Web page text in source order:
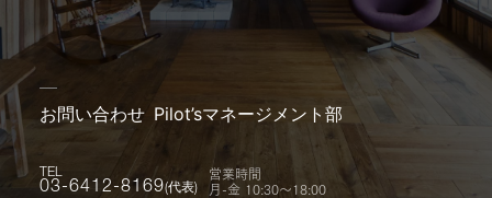
お問い合わせ Pilot’sマネージメント部
TEL
03-6412-8169(代表)
営業時間
月-金 10:30〜18:00